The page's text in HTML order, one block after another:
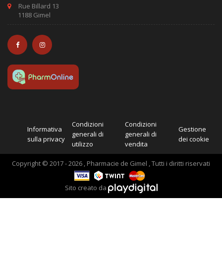
Rue Billard 13
1188 Gimel
Informativa
sulla privacy
Condizioni
generali di
utilizzo
Condizioni
generali di
vendita
Gestione
dei cookie
Copyright © 2017 - 2026 , Pharmacie de Gimel , Tutti i diritti riservati
Sito creato da